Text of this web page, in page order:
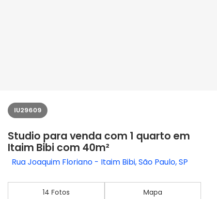
IU29609
Studio para venda com 1 quarto em
Itaim Bibi com 40m²
Rua Joaquim Floriano - Itaim Bibi, São Paulo, SP
14 Fotos Mapa